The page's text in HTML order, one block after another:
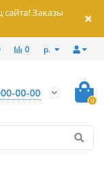
Заказы
р.
0
00-00
0